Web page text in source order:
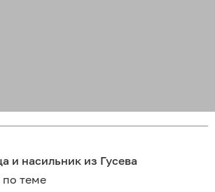
и насильник из Гусева
теме